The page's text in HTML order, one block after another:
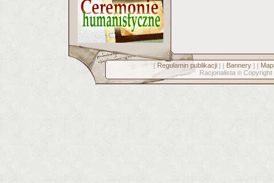
[ Regulamin publikacji] [ Bannery] [
Racjonalista © Copyright